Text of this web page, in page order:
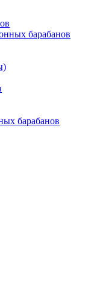
барабанов
барабанов